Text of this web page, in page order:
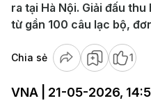
ra tại Hà Nội. Giải đấu
từ gần 100 câu lạc bộ,
Chia sẻ 1
VNA | 21-05-2026,